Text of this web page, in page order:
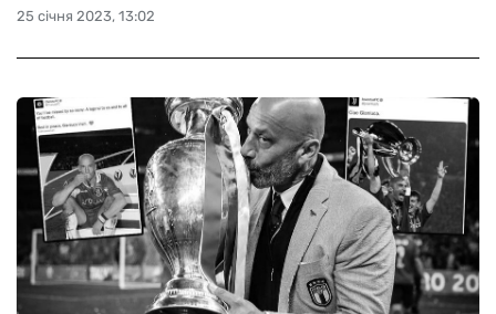
25 січня 2023, 13:02